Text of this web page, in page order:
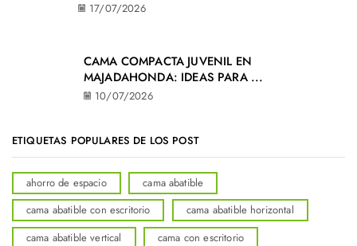
17/07/2026
CAMA COMPACTA JUVENIL EN
MAJADAHONDA: IDEAS PARA ...
10/07/2026
ETIQUETAS POPULARES DE LOS POST
ahorro de espacio
cama abatible
cama abatible con escritorio
cama abatible horizontal
cama abatible vertical
cama con escritorio